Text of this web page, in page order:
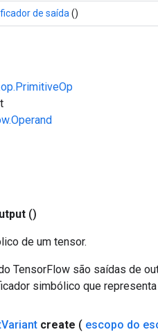
de saída ()
()
de um tensor.
TensorFlow são saídas de
simbólico que
Variant create ( escopo do